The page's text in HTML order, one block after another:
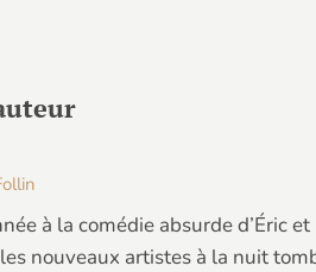
à la comédie absurde d’Éric
nouveaux artistes à la nuit